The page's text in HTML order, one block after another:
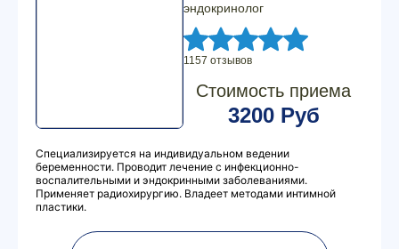
эндокринолог
1157 отзывов
Стоимость приема
3200 Руб
Специализируется на индивидуальном ведении
беременности. Проводит лечение с инфекционно-
воспалительными и эндокринными заболеваниями.
Применяет радиохирургию. Владеет методами интимной
пластики.